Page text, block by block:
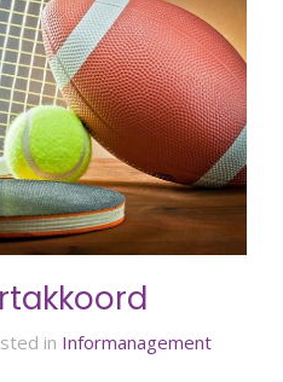
in Informanagement